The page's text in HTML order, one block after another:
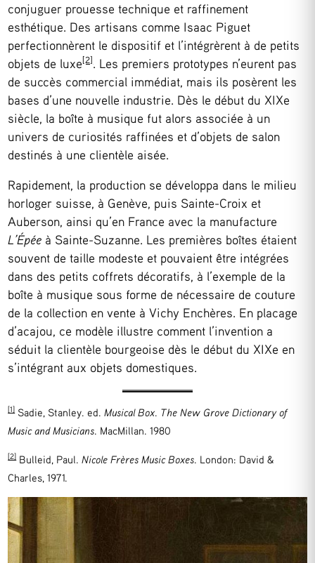
conjuguer prouesse technique et raffinement
esthétique. Des artisans comme Isaac Piguet
perfectionnèrent le dispositif et l’intégrèrent à de petits
objets de luxe[2]. Les premiers prototypes n’eurent pas
de succès commercial immédiat, mais ils posèrent les
bases d’une nouvelle industrie. Dès le début du XIXe
siècle, la boîte à musique fut alors associée à un
univers de curiosités raffinées et d’objets de salon
destinés à une clientèle aisée.
Rapidement, la production se développa dans le milieu
horloger suisse, à Genève, puis Sainte-Croix et
Auberson, ainsi qu’en France avec la manufacture
L’Épée à Sainte-Suzanne. Les premières boîtes étaient
souvent de taille modeste et pouvaient être intégrées
dans des petits coffrets décoratifs, à l’exemple de la
boîte à musique sous forme de nécessaire de couture
de la collection en vente à Vichy Enchères. En placage
d’acajou, ce modèle illustre comment l’invention a
séduit la clientèle bourgeoise dès le début du XIXe en
s’intégrant aux objets domestiques.
[1]Sadie, Stanley. ed.Musical Box. The New Grove Dictionary of
Music and Musicians. MacMillan. 1980
[2]Bulleid, Paul.Nicole Frères Music Boxes. London: David &
Charles, 1971.